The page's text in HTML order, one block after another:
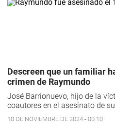
Descreen que un familiar
crimen de Raymundo
José Barrionuevo, hijo de la
coautores en el asesinato de
10 DE NOVIEMBRE DE 2024 - 00:10